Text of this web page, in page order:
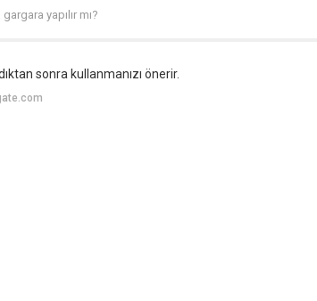
yapılır mı?
sonra kullanmanızı önerir.